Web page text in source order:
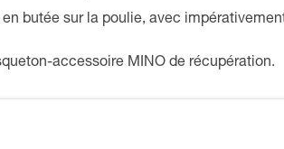
butée sur la poulie, avec
accessoire MINO de récupération.